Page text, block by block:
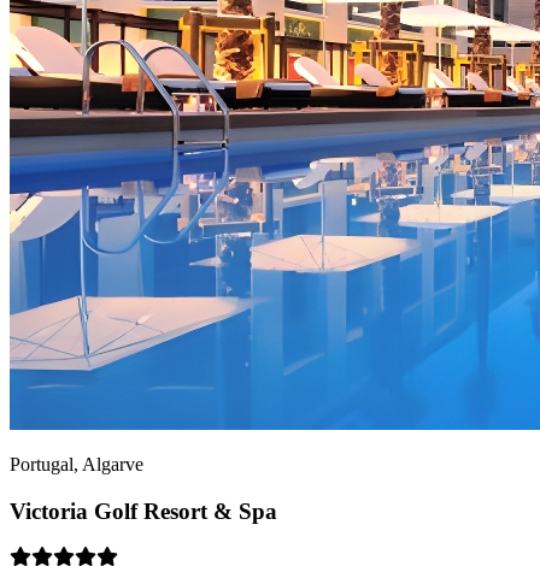
Portugal, Algarve
Victoria Golf Resort & Spa